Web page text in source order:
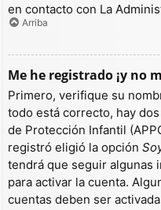
en contacto con La
Arriba
Me he registrado ¡y no
Primero, verifique su
todo está correcto, hay
de Protección Infantil
registró eligió la opción
tendrá que seguir algunas
para activar la cuenta.
cuentas deben ser